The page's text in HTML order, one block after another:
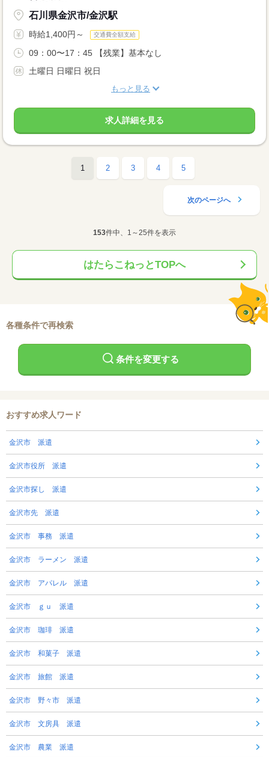
石川県金沢市/金沢駅
時給1,400円～ 交通費全額支給
09：00〜17：45 【残業】基本なし
土曜日 日曜日 祝日
もっと見る
求人詳細を見る
1 2 3 4 5
次のページへ
153件中、1～25件を表示
はたらこねっとTOPへ
各種条件で再検索
条件を変更する
おすすめ求人ワード
金沢市 派遣
金沢市役所 派遣
金沢市探し 派遣
金沢市先 派遣
金沢市 事務 派遣
金沢市 ラーメン 派遣
金沢市 アパレル 派遣
金沢市 ｇｕ 派遣
金沢市 珈琲 派遣
金沢市 和菓子 派遣
金沢市 旅館 派遣
金沢市 野々市 派遣
金沢市 文房具 派遣
金沢市 農業 派遣